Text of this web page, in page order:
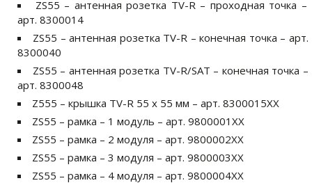
ZS55 – антенная розетка TV-R – проходная точка –
арт. 8300014
ZS55 – антенная розетка TV-R – конечная точка – арт.
8300040
ZS55 – антенная розетка TV-R/SAT – конечная точка –
арт. 8300048
Z555 – крышка TV-R 55 x 55 мм – арт. 8300015ХХ
ZS55 – рамка – 1 модуль – арт. 9800001ХХ
ZS55 – рамка – 2 модуля – арт. 9800002ХХ
ZS55 – рамка – 3 модуля – арт. 9800003ХХ
ZS55 – рамка – 4 модуля – арт. 9800004ХХ